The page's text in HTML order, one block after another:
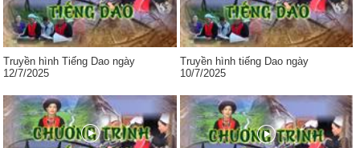
Truyền hình Tiếng Dao ngày
12/7/2025
Truyền hình tiếng Dao ngày
10/7/2025